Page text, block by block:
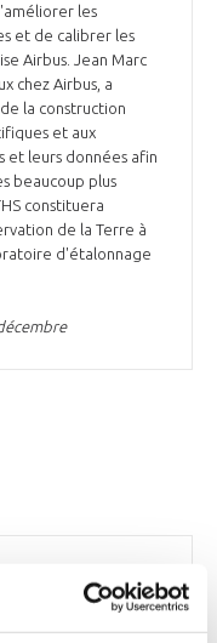
les
et de calibrer les
Airbus. Jean Marc
chez Airbus, a
la construction
et aux
et leurs données afin
beaucoup plus
constituera
de la Terre à
d'étalonnage
Md£ le déficit